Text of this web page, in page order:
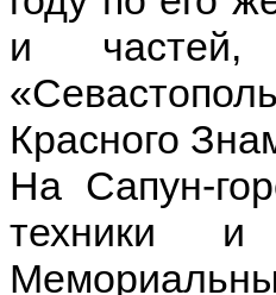
и частей,
Красного
На Сапун-
техники и